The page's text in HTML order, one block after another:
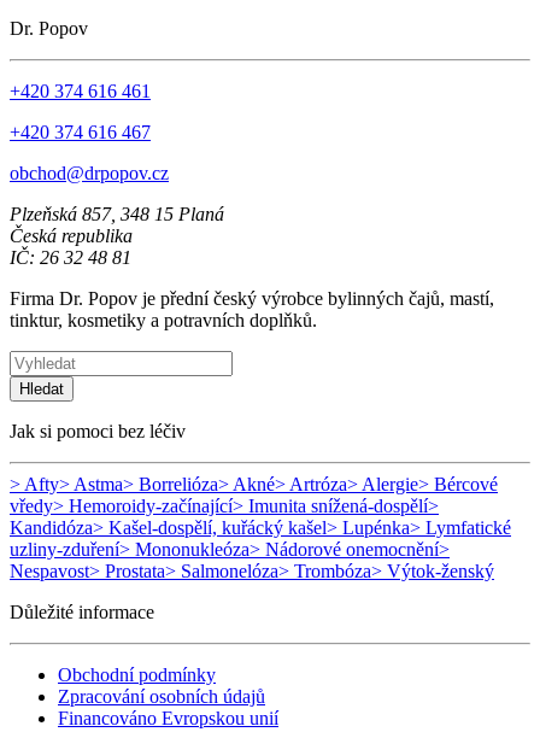
Dr. Popov
+420 374 616 461
+420 374 616 467
obchod@drpopov.cz
Plzeňská 857, 348 15 Planá
Česká republika
IČ: 26 32 48 81
Firma Dr. Popov je přední český výrobce bylinných čajů, mastí,
tinktur, kosmetiky a potravních doplňků.
Hledat
Jak si pomoci bez léčiv
> Afty> Astma> Borrelióza> Akné> Artróza> Alergie> Bércové
vředy> Hemoroidy-začínající> Imunita snížená-dospělí>
Kandidóza> Kašel-dospělí, kuřácký kašel> Lupénka> Lymfatické
uzliny-zduření> Mononukleóza> Nádorové onemocnění>
Nespavost> Prostata> Salmonelóza> Trombóza> Výtok-ženský
Důležité informace
Obchodní podmínky
Zpracování osobních údajů
Financováno Evropskou unií